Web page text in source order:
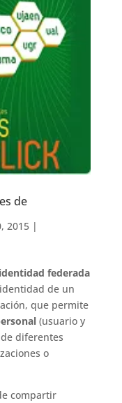
de
2015|
identidad federada
de un
que permite
(usuario y
diferentes
o
compartir